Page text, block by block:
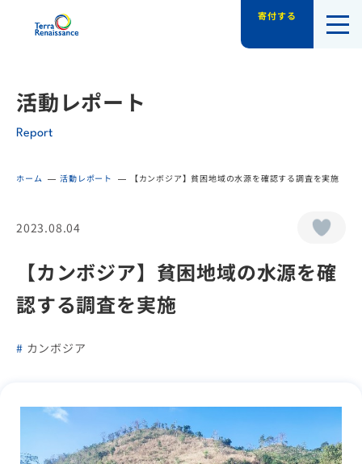
認定NPO法人テラ・ルネッサンス（平和
寄付する
活動レポート
Report
ホーム 活動レポート 【カンボジア】貧困地域の水源を確認する調査を実施
2023.08.04
【カンボジア】貧困地域の水源を確
認する調査を実施
カンボジア